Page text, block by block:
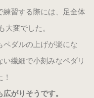
練習する際には、足全体
大変でした。
ペダルの上げが楽にな
繊細で小刻みなペダリ
がりそうです。